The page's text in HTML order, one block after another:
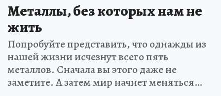
Металлы, без которых нам не
жить
Попробуйте представить, что однажды из
нашей жизни исчезнут всего пять
металлов. Сначала вы этого даже не
заметите. А затем мир начнет меняться…